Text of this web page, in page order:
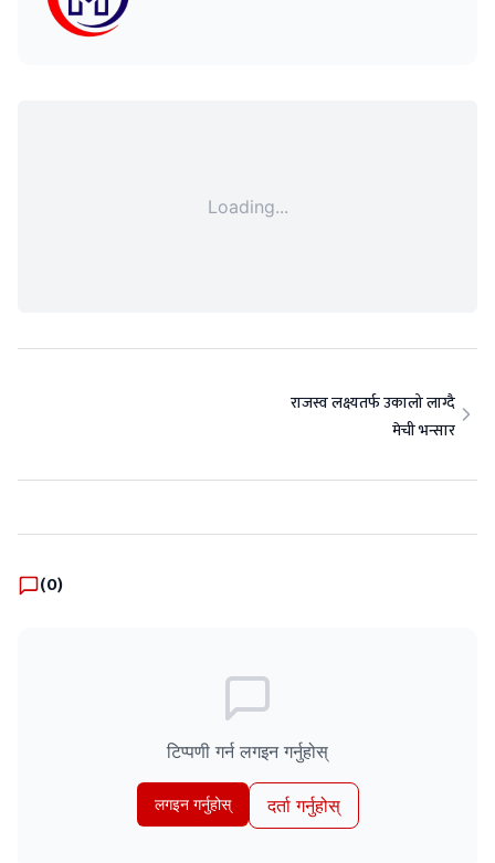
Loading...
राजस्व लक्ष्यतर्फ उकालो लाग्दै
मेची भन्सार
(0)
टिप्पणी गर्न लगइन गर्नुहोस्
लगइन गर्नुहोस् दर्ता गर्नुहोस्